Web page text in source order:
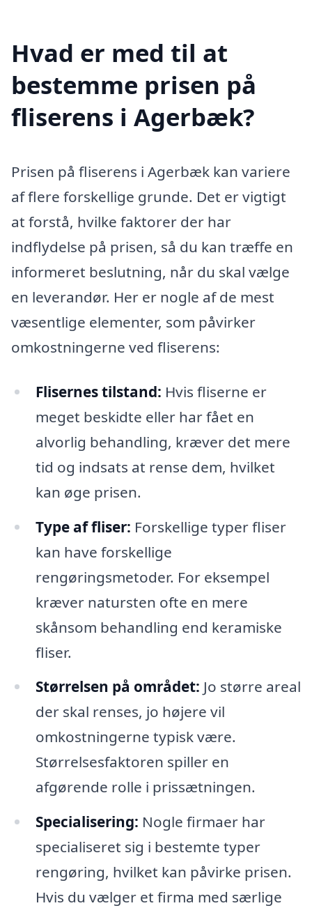
Hvad er med til at
bestemme prisen på
fliserens i Agerbæk?
Prisen på fliserens i Agerbæk kan variere
af flere forskellige grunde. Det er vigtigt
at forstå, hvilke faktorer der har
indflydelse på prisen, så du kan træffe en
informeret beslutning, når du skal vælge
en leverandør. Her er nogle af de mest
væsentlige elementer, som påvirker
omkostningerne ved fliserens:
Flisernes tilstand: Hvis fliserne er
meget beskidte eller har fået en
alvorlig behandling, kræver det mere
tid og indsats at rense dem, hvilket
kan øge prisen.
Type af fliser: Forskellige typer fliser
kan have forskellige
rengøringsmetoder. For eksempel
kræver natursten ofte en mere
skånsom behandling end keramiske
fliser.
Størrelsen på området: Jo større areal
der skal renses, jo højere vil
omkostningerne typisk være.
Størrelsesfaktoren spiller en
afgørende rolle i prissætningen.
Specialisering: Nogle firmaer har
specialiseret sig i bestemte typer
rengøring, hvilket kan påvirke prisen.
Hvis du vælger et firma med særlige